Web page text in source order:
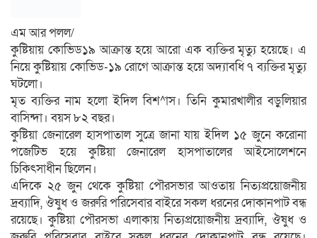
এম আর পলল/
কুষ্টিয়ায় কোভিড১৯ আক্রান্ত হয়ে আরো এক ব্যক্তির মৃত্যু হয়েছে। এ
নিয়ে কুষ্টিয়ায় কোভিড-১৯ রোগে আক্রান্ত হয়ে অদ্যাবধি ৭ ব্যক্তির মৃত্যু
ঘটলো।
মৃত ব্যক্তির নাম হলো ইদিল বিশ^াস। তিনি কুমারখালীর বড়ুলিয়ার
বাসিন্দা। বয়স ৮২ বছর।
কুষ্টিয়া জেনারেল হাসপাতাল সুত্রে জানা যায় ইদিল ১৫ জুনে করোনা
পজেটিভ হয়ে কুষ্টিয়া জেনারেল হাসপাতালের আইসোলেশনে
চিকিৎসাধীন ছিলেন।
এদিকে ২৫ জুন থেকে কুষ্টিয়া পৌরসভার আওতায় নিত্যপ্রয়োজনীয়
দ্রব্যাদি, ঔষুধ ও জরুরি পরিসেবার বাইরে সকল ধরনের দোকানপাট বন্ধ
রয়েছে। কুষ্টিয়া পৌরসভা এলাকায় নিত্যপ্রয়োজনীয় দ্রব্যাদি, ঔষুধ ও